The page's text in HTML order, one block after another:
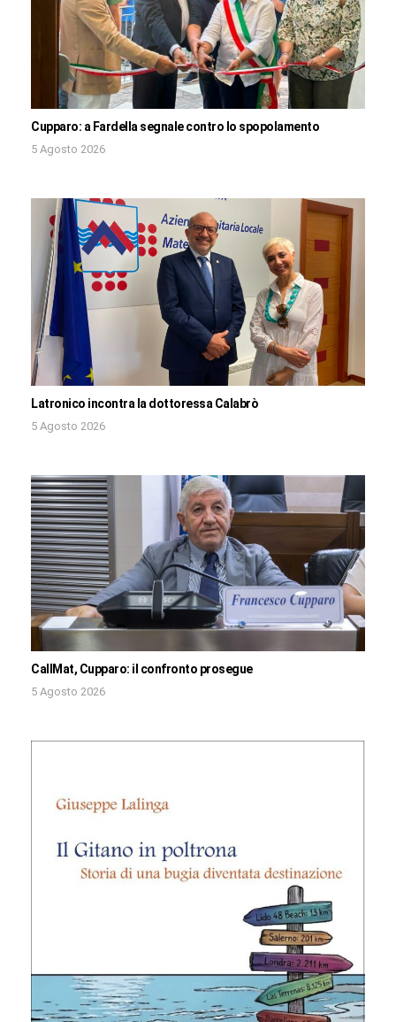
Cupparo: a Fardella segnale contro lo spopolamento
5 Agosto 2026
Latronico incontra la dottoressa Calabrò
5 Agosto 2026
CallMat, Cupparo: il confronto prosegue
5 Agosto 2026